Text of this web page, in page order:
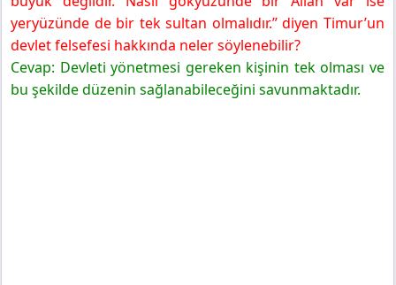
yeryüzünde de bir tek sultan olmalıdır.” diyen Timur’un
devlet felsefesi hakkında neler söylenebilir?
Cevap: Devleti yönetmesi gereken kişinin tek olması ve
bu şekilde düzenin sağlanabileceğini savunmaktadır.